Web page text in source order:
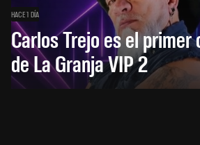
HACE 1 DÍA
Carlos Trejo es el
de La Granja VIP 2